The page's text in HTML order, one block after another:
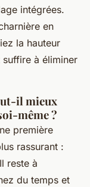
intégrées.
en
la hauteur
à éliminer
il mieux
même ?
première
rassurant :
reste à
du temps et